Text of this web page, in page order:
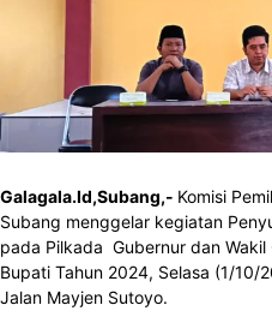
Galagala.Id,Subang,- Komisi
Subang menggelar kegiatan
pada Pilkada Gubernur dan Wakil
Bupati Tahun 2024, Selasa (1/10/
Jalan Mayjen Sutoyo.